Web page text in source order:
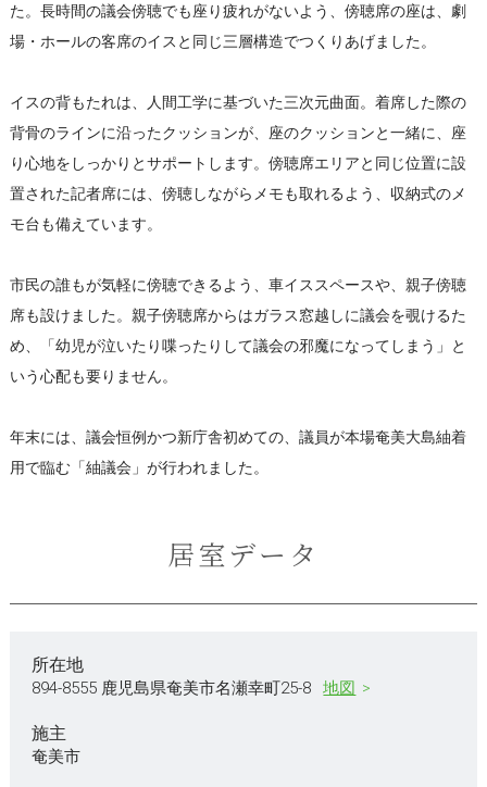
た。長時間の議会傍聴でも座り疲れがないよう、傍聴席の座は、劇
場・ホールの客席のイスと同じ三層構造でつくりあげました。
イスの背もたれは、人間工学に基づいた三次元曲面。着席した際の
背骨のラインに沿ったクッションが、座のクッションと一緒に、座
り心地をしっかりとサポートします。傍聴席エリアと同じ位置に設
置された記者席には、傍聴しながらメモも取れるよう、収納式のメ
モ台も備えています。
市民の誰もが気軽に傍聴できるよう、車イススペースや、親子傍聴
席も設けました。親子傍聴席からはガラス窓越しに議会を覗けるた
め、「幼児が泣いたり喋ったりして議会の邪魔になってしまう」と
いう心配も要りません。
年末には、議会恒例かつ新庁舎初めての、議員が本場奄美大島紬着
用で臨む「紬議会」が行われました。
居室データ
所在地
894-8555 鹿児島県奄美市名瀬幸町25-8 地図
施主
奄美市